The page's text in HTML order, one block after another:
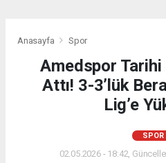
Anasayfa Spor
Amedspor Tarihi
Attı! 3-3’lük
Lig’e
SPOR
02.05.2026 - 18:42,